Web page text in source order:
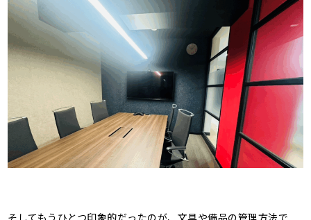
そしてもうひとつ印象的だったのが、文具や備品の管理方法で